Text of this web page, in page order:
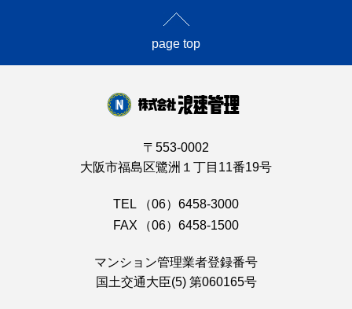
page top
〒553-0002
大阪市福島区鷺洲１丁目11番19号
TEL
（06）6458-3000
FAX
（06）6458-1500
マンション管理業者登録番号
国土交通大臣(5) 第060165号